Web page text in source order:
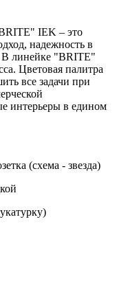
IEK – это
надежность в
В линейке "BRITE"
Цветовая палитра
все задачи при
интерьеры в едином
(схема - звезда)